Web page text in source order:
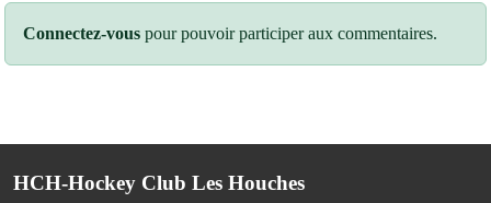
Connectez-vous pour pouvoir participer aux commentaires.
HCH-Hockey Club Les Houches